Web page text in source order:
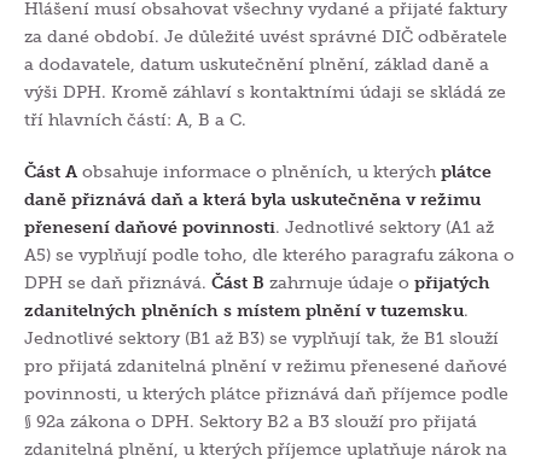
Hlášení musí obsahovat všechny vydané a přijaté faktury
za dané období. Je důležité uvést správné DIČ odběratele
a dodavatele, datum uskutečnění plnění, základ daně a
výši DPH. Kromě záhlaví s kontaktními údaji se skládá ze
tří hlavních částí: A, B a C.
Část A obsahuje informace o plněních, u kterých plátce
daně přiznává daň a která byla uskutečněna v režimu
přenesení daňové povinnosti. Jednotlivé sektory (A1 až
A5) se vyplňují podle toho, dle kterého paragrafu zákona o
DPH se daň přiznává. Část B zahrnuje údaje o přijatých
zdanitelných plněních s místem plnění v tuzemsku.
Jednotlivé sektory (B1 až B3) se vyplňují tak, že B1 slouží
pro přijatá zdanitelná plnění v režimu přenesené daňové
povinnosti, u kterých plátce přiznává daň příjemce podle
§ 92a zákona o DPH. Sektory B2 a B3 slouží pro přijatá
zdanitelná plnění, u kterých příjemce uplatňuje nárok na